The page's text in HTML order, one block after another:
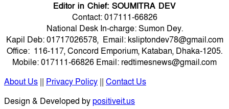
Editor in Chief: SOUMITRA DEV
Contact: 017111-66826
National Desk In-charge: Sumon Dey.
Kapil Deb: 01717026578, Email: ksliptondev78@gmail.com
Office: 116-117, Concord Emporium, Kataban, Dhaka-1205.
Mobile: 017111-66826 Email: redtimesnews@gmail.com
About Us || Privacy Policy || Contact Us
Design & Developed bypositiveit.us